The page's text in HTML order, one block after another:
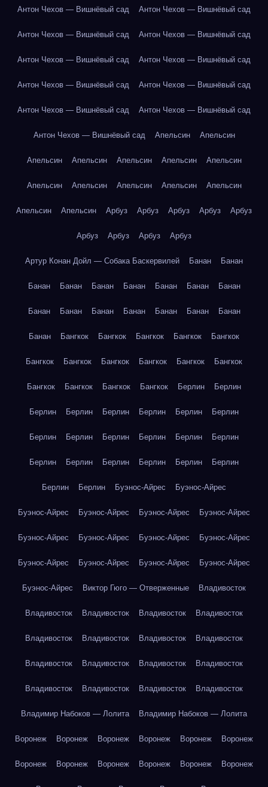
Антон Чехов — Вишнёвый сад Антон Чехов — Вишнёвый сад
Антон Чехов — Вишнёвый сад Антон Чехов — Вишнёвый сад
Антон Чехов — Вишнёвый сад Антон Чехов — Вишнёвый сад
Антон Чехов — Вишнёвый сад Антон Чехов — Вишнёвый сад
Антон Чехов — Вишнёвый сад Антон Чехов — Вишнёвый сад
Антон Чехов — Вишнёвый сад Апельсин Апельсин
Апельсин Апельсин Апельсин Апельсин Апельсин
Апельсин Апельсин Апельсин Апельсин Апельсин
Апельсин Апельсин Арбуз Арбуз Арбуз Арбуз Арбуз
Арбуз Арбуз Арбуз Арбуз
Артур Конан Дойл — Собака Баскервилей Банан Банан
Банан Банан Банан Банан Банан Банан Банан
Банан Банан Банан Банан Банан Банан Банан
Банан Бангкок Бангкок Бангкок Бангкок Бангкок
Бангкок Бангкок Бангкок Бангкок Бангкок Бангкок
Бангкок Бангкок Бангкок Бангкок Берлин Берлин
Берлин Берлин Берлин Берлин Берлин Берлин
Берлин Берлин Берлин Берлин Берлин Берлин
Берлин Берлин Берлин Берлин Берлин Берлин
Берлин Берлин Буэнос-Айрес Буэнос-Айрес
Буэнос-Айрес Буэнос-Айрес Буэнос-Айрес Буэнос-Айрес
Буэнос-Айрес Буэнос-Айрес Буэнос-Айрес Буэнос-Айрес
Буэнос-Айрес Буэнос-Айрес Буэнос-Айрес Буэнос-Айрес
Буэнос-Айрес Виктор Гюго — Отверженные Владивосток
Владивосток Владивосток Владивосток Владивосток
Владивосток Владивосток Владивосток Владивосток
Владивосток Владивосток Владивосток Владивосток
Владивосток Владивосток Владивосток Владивосток
Владимир Набоков — Лолита Владимир Набоков — Лолита
Воронеж Воронеж Воронеж Воронеж Воронеж Воронеж
Воронеж Воронеж Воронеж Воронеж Воронеж Воронеж